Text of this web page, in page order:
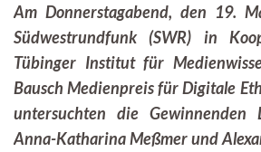
gewinnt
den
Hans
Bausch
2022
Am Donnerstagabend, den 19.
Südwestrundfunk (SWR) in
Tübinger Institut für
Bausch Medienpreis für Digitale
untersuchten die Gewinnenden
Anna-Katharina Meßmer und